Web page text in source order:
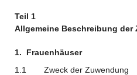
Teil 1
Allgemeine Beschreibung der
1.
Frauenhäuser
1.1
Zweck der Zuwendung